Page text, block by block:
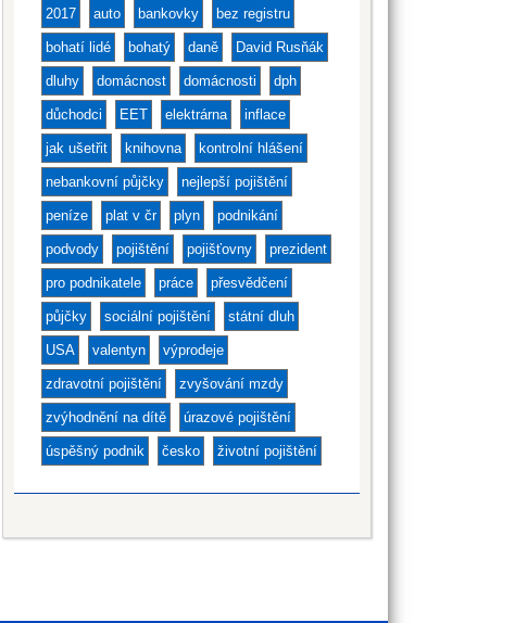
2017 auto bankovky bez registru
bohatí lidé bohatý daně David Rusňák
dluhy domácnost domácnosti dph
důchodci EET elektrárna inflace
jak ušetřit knihovna kontrolní hlášení
nebankovní půjčky nejlepší pojištění
peníze plat v čr plyn podnikání
podvody pojištění pojišťovny prezident
pro podnikatele práce přesvědčení
půjčky sociální pojištění státní dluh
USA valentyn výprodeje
zdravotní pojištění zvyšování mzdy
zvýhodnění na dítě úrazové pojištění
úspěšný podnik česko životní pojištění